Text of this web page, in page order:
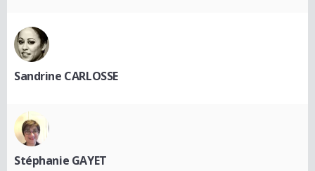
Sandrine CARLOSSE
Stéphanie GAYET